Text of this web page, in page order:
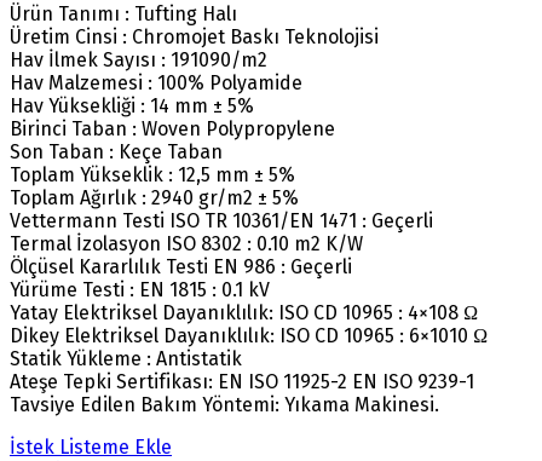
Ürün Tanımı : Tufting Halı
Üretim Cinsi : Chromojet Baskı Teknolojisi
Hav İlmek Sayısı : 191090/m2
Hav Malzemesi : 100% Polyamide
Hav Yüksekliği : 14 mm ± 5%
Birinci Taban : Woven Polypropylene
Son Taban : Keçe Taban
Toplam Yükseklik : 12,5 mm ± 5%
Toplam Ağırlık : 2940 gr/m2 ± 5%
Vettermann Testi ISO TR 10361/EN 1471 : Geçerli
Termal İzolasyon ISO 8302 : 0.10 m2 K/W
Ölçüsel Kararlılık Testi EN 986 : Geçerli
Yürüme Testi : EN 1815 : 0.1 kV
Yatay Elektriksel Dayanıklılık: ISO CD 10965 : 4×108 Ω
Dikey Elektriksel Dayanıklılık: ISO CD 10965 : 6×1010 Ω
Statik Yükleme : Antistatik
Ateşe Tepki Sertifikası: EN ISO 11925-2 EN ISO 9239-1
Tavsiye Edilen Bakım Yöntemi: Yıkama Makinesi.
İstek Listeme Ekle